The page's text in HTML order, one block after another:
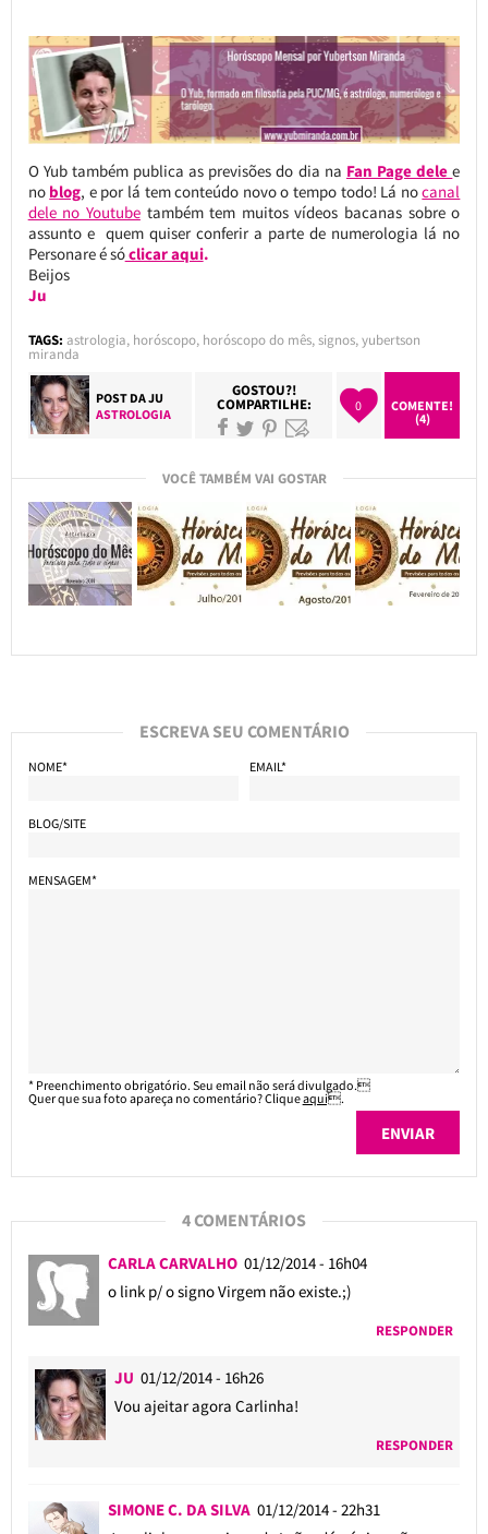
O Yub também publica as previsões do dia na Fan Page delee
no blog, e por lá tem conteúdo novo o tempo todo! Lá nocanal
dele no Youtubetambém tem muitos vídeos bacanas sobre o
assunto e quem quiser conferir a parte de numerologia lá no
Personare é sóclicar aqui.
Beijos
Ju
TAGS: astrologia, horóscopo, horóscopo do mês,signos,yubertson
miranda
POST DAJU
ASTROLOGIA
GOSTOU?!
COMPARTILHE: 0
COMENTE!
(4)
VOCÊ TAMBÉM VAI GOSTAR
ESCREVA SEU COMENTÁRIO
NOME* EMAIL*
BLOG/SITE
MENSAGEM*
* Preenchimento obrigatório. Seu email não será divulgado.
Quer que sua foto apareça no comentário? Cliqueaqui.
4 COMENTÁRIOS
CARLA CARVALHO 01/12/2014 - 16h04
o link p/ o signo Virgem não existe.;)
RESPONDER
JU 01/12/2014 - 16h26
Vou ajeitar agora Carlinha!
RESPONDER
SIMONE C. DA SILVA 01/12/2014 - 22h31